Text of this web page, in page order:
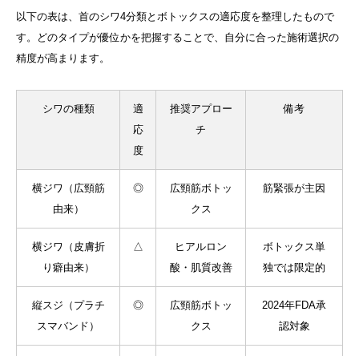
以下の表は、首のシワ4分類とボトックスの適応度を整理したもので
す。どのタイプが優位かを把握することで、自分に合った施術選択の
精度が高まります。
シワの種類
適
応
度
推奨アプロー
チ
備考
横ジワ（広頸筋
由来）
◎
広頸筋ボトッ
クス
筋緊張が主因
横ジワ（皮膚折
り癖由来）
△
ヒアルロン
酸・肌質改善
ボトックス単
独では限定的
縦スジ（プラチ
スマバンド）
◎
広頸筋ボトッ
クス
2024年FDA承
認対象